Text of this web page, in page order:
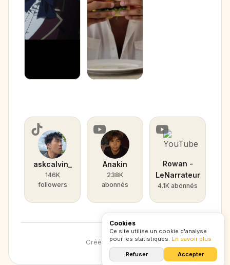
askcalvin_
146K
followers
Rowan -
LeNarrateur
4.1K abonnés
Anakin
238K
abonnés
Créé avecCXZ .lol
Cookies
Ce site utilise un cookie d'analyse
pour les statistiques. En savoir plus
Refuser Accepter